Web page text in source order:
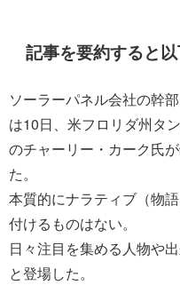
記事を要約すると以
ソーラーパネル会社の幹
は10日、米フロリダ州タ
のチャーリー・カーク氏
た。
本質的にナラティブ（物
付けるものはない。
日々注目を集める人物や
と登場した。